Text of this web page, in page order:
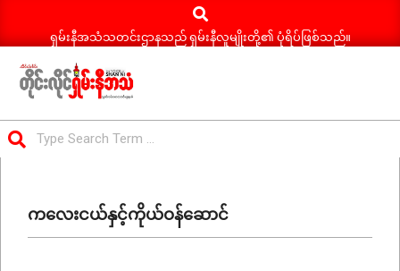
Search
ရှမ်းနီအသံသတင်းဌာနသည် ရှမ်းနီလူမျိုးတို့၏ ပုံရိပ်ဖြစ်သည်။
ရှမ်း
နီ
သတင်း
Menuကလေးငယ်နှင့်ကိုယ်ဝန်ဆောင်